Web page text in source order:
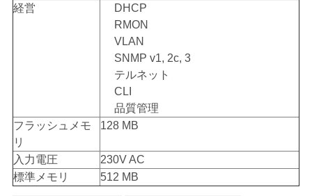
経営
DHCP
RMON
VLAN
SNMP v1, 2c, 3
テルネット
CLI
品質管理
フラッシュメモ
リ
128 MB
入力電圧
230V AC
標準メモリ
512 MB